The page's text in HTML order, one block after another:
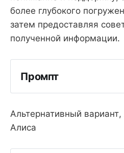
более глубокого
затем предоставляя
полученной информации.
Промпт
Альтернативный
Алиса